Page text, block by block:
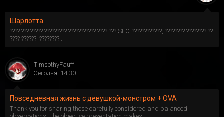
Шарлотта
???? ??? ????? ????????? ??????????? ???? ??? SEO-????????????, ???????? ???????? ??
???? ??????. ????????...
Повседневная жизнь с девушкой-монстром + OVA
Thank you for sharing these carefully considered and balanced
TimsothyFauff
Сегодня, 14:30